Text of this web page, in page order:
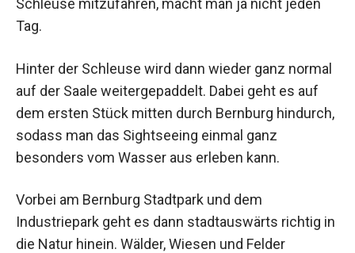
Schleuse mitzufahren, macht man ja nicht jeden
Tag.
Hinter der Schleuse wird dann wieder ganz normal
auf der Saale weitergepaddelt. Dabei geht es auf
dem ersten Stück mitten durch Bernburg hindurch,
sodass man das Sightseeing einmal ganz
besonders vom Wasser aus erleben kann.
Vorbei am Bernburg Stadtpark und dem
Industriepark geht es dann stadtauswärts richtig in
die Natur hinein. Wälder, Wiesen und Felder